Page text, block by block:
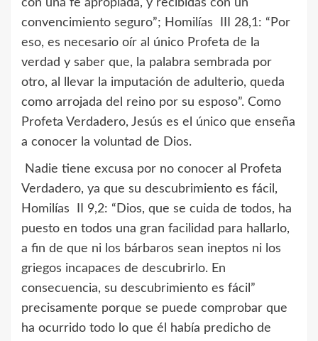
con una fe apropiada, y recibidas con un
convencimiento seguro”; Homilías III 28,1: “Por
eso, es necesario oír al único Profeta de la
verdad y saber que, la palabra sembrada por
otro, al llevar la imputación de adulterio, queda
como arrojada del reino por su esposo”. Como
Profeta Verdadero, Jesús es el único que enseña
a conocer la voluntad de Dios.
Nadie tiene excusa por no conocer al Profeta
Verdadero, ya que su descubrimiento es fácil,
Homilías II 9,2: “Dios, que se cuida de todos, ha
puesto en todos una gran facilidad para hallarlo,
a fin de que ni los bárbaros sean ineptos ni los
griegos incapaces de descubrirlo. En
consecuencia, su descubrimiento es fácil”
precisamente porque se puede comprobar que
ha ocurrido todo lo que él había predicho de